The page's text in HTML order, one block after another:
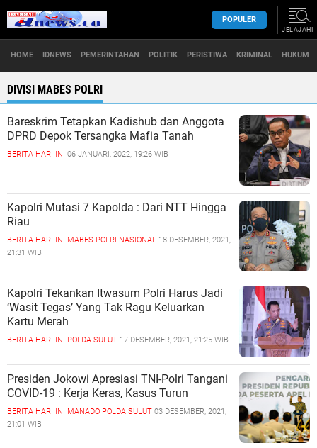
POPULER
JELAJAHI
HOME IDNEWS PEMERINTAHAN POLITIK PERISTIWA KRIMINAL HUKUM
DIVISI MABES POLRI
Bareskrim Tetapkan Kadishub dan Anggota
DPRD Depok Tersangka Mafia Tanah
BERITA HARI INI 06 JANUARI, 2022, 19:26 WIB
Kapolri Mutasi 7 Kapolda : Dari NTT Hingga
Riau
BERITA HARI INI MABES POLRI NASIONAL 18 DESEMBER, 2021,
21:31 WIB
Kapolri Tekankan Itwasum Polri Harus Jadi
‘Wasit Tegas’ Yang Tak Ragu Keluarkan
Kartu Merah
BERITA HARI INI POLDA SULUT 17 DESEMBER, 2021, 21:25 WIB
Presiden Jokowi Apresiasi TNI-Polri Tangani
COVID-19 : Kerja Keras, Kasus Turun
BERITA HARI INI MANADO POLDA SULUT 03 DESEMBER, 2021,
21:01 WIB